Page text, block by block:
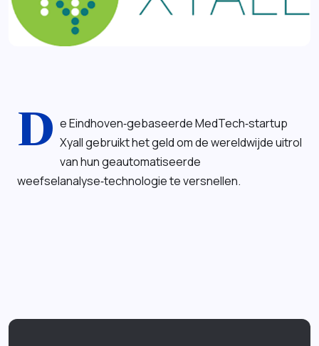
D e Eindhoven‑gebaseerde MedTech‑startup
Xyall gebruikt het geld om de wereldwijde uitrol
van hun geautomatiseerde
weefselanalyse‑technologie te versnellen.